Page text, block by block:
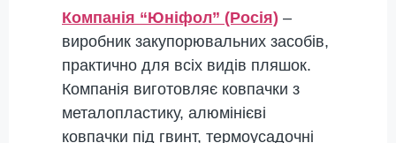
Компанія “Юніфол” (Росія) –
виробник закупорювальних засобів,
практично для всіх видів пляшок.
Компанія виготовляє ковпачки з
металопластику, алюмінієві
ковпачки під гвинт, термоусадочні